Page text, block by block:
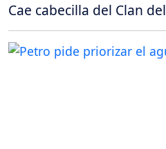
Cae cabecilla del Clan